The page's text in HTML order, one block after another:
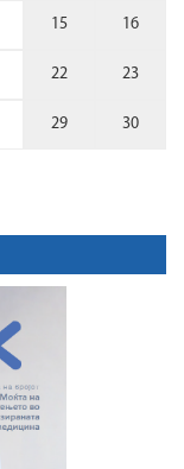
15 16
22 23
29 30